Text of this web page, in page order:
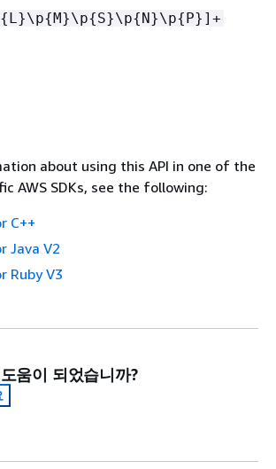
{L}\p{M}\p{S}\p{N}\p{P}]+
about using this API in one of the
AWS SDKs, see the following:
C++
Java V2
Ruby V3
움이 되었습니까?